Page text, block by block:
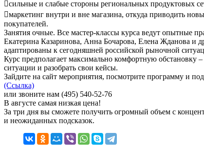
сильные и слабые стороны региональных продуктовых
маркетинг внутри и вне магазина, откуда приводить
покупателей.
Занятия очные. Все мастер-классы курса ведут опытные
Екатерина Казаринова, Анна Бочарова, Елена Жданова и
адаптированы к сегодняшней российской рыночной
Курс предполагает максимально комфортную обстановку
ситуации и разобрать свои кейсы.
Зайдите на сайт мероприятия, посмотрите программу и
(Ссылка)
или звоните нам (495) 540-52-76
В августе самая низкая цена!
За три дня вы сможете получить огромный объем с
и неожиданных подсказок.